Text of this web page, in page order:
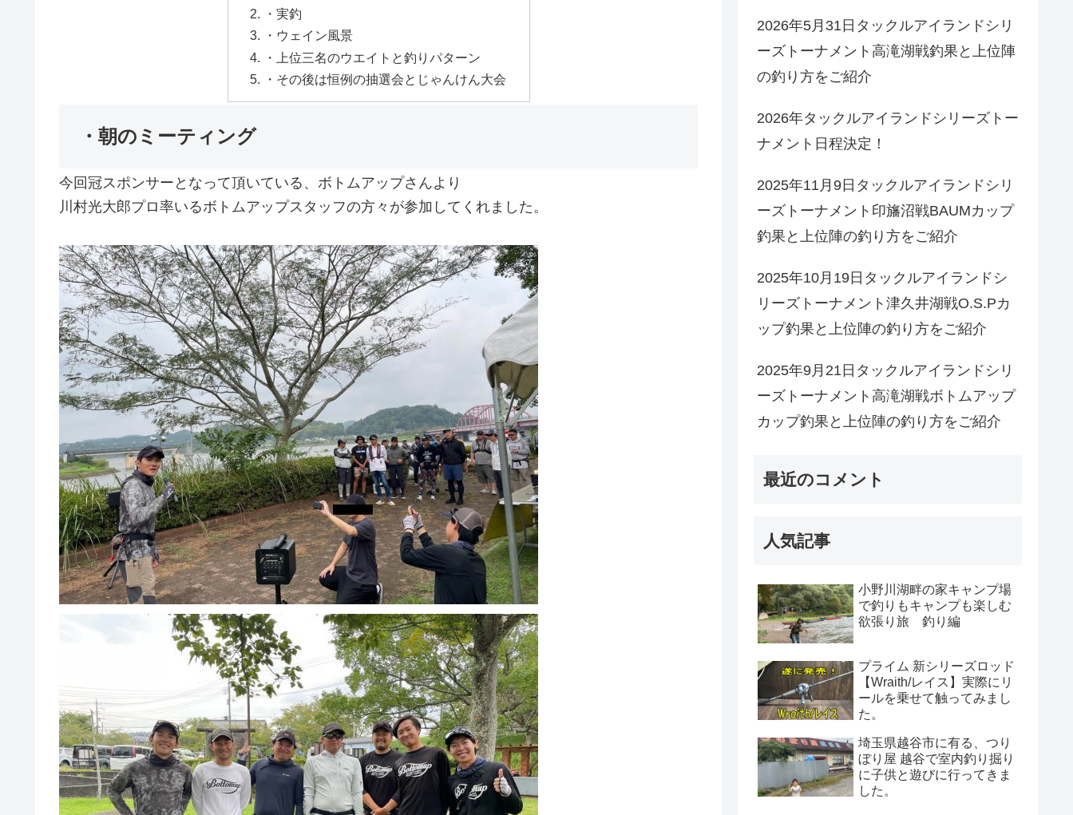
・実釣
・ウェイン風景
・上位三名のウエイトと釣りパターン
・その後は恒例の抽選会とじゃんけん大会
・朝のミーティング
今回冠スポンサーとなって頂いている、ボトムアップさんより
川村光大郎プロ率いるボトムアップスタッフの方々が参加してくれました。
2026年5月31日タックルアイランドシリ
ーズトーナメント高滝湖戦釣果と上位陣
の釣り方をご紹介
2026年タックルアイランドシリーズトー
ナメント日程決定！
2025年11月9日タックルアイランドシリ
ーズトーナメント印旛沼戦BAUMカップ
釣果と上位陣の釣り方をご紹介
2025年10月19日タックルアイランドシ
リーズトーナメント津久井湖戦O.S.Pカ
ップ釣果と上位陣の釣り方をご紹介
2025年9月21日タックルアイランドシリ
ーズトーナメント高滝湖戦ボトムアップ
カップ釣果と上位陣の釣り方をご紹介
最近のコメント
人気記事
小野川湖畔の家キャンプ場
で釣りもキャンプも楽しむ
欲張り旅 釣り編
プライム 新シリーズロッド
【Wraith/レイス】実際にリ
ールを乗せて触ってみまし
た。
埼玉県越谷市に有る、つり
ぼり屋 越谷で室内釣り掘り
に子供と遊びに行ってきま
した。